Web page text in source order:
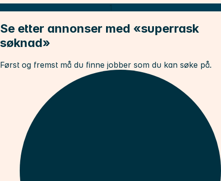
Se etter annonser med «superrask
søknad»
Først og fremst må du finne jobber som du kan søke på.